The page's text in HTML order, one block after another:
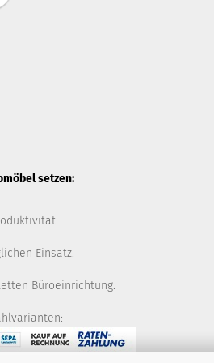
setzen:
Einsatz.
Büroeinrichtung.